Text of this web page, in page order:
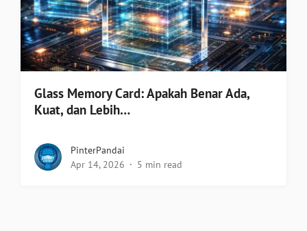
Glass Memory Card: Apakah Benar Ada,
Kuat, dan Lebih…
PinterPandai
Apr 14, 2026
5 min read